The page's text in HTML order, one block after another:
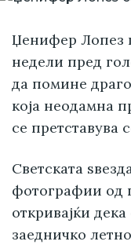
Џенифер Лопез
недели пред
да помине
која неодамна
се
Светската
фотографии од
откривајќи
заедничко